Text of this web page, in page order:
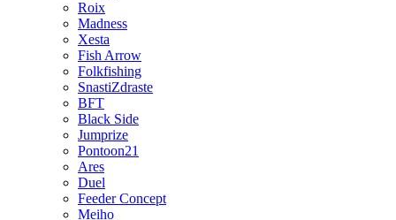
Roix
Madness
Xesta
Fish Arrow
Folkfishing
SnastiZdraste
BFT
Black Side
Jumprize
Pontoon21
Ares
Duel
Feeder Concept
Meiho